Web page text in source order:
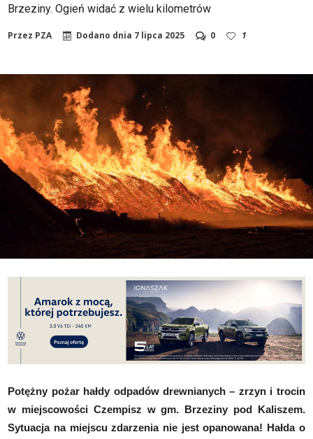
Brzeziny. Ogień widać z wielu kilometrów
Przez PZA Dodano dnia 7 lipca 2025 0 1
Potężny pożar hałdy odpadów drewnianych – zrzyn i trocin
w miejscowości Czempisz w gm. Brzeziny pod Kaliszem.
Sytuacja na miejscu zdarzenia nie jest opanowana! Hałda o